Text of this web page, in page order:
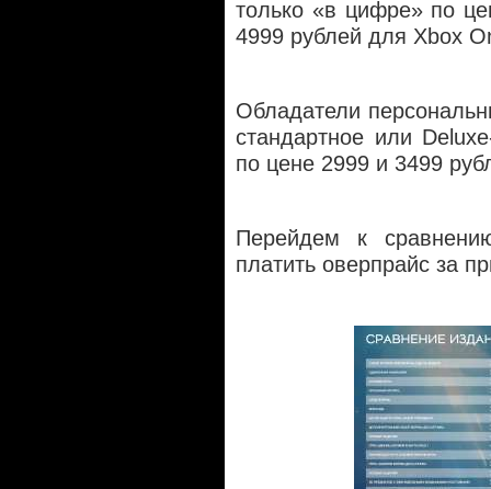
только «в цифре» по
4999 рублей для Xbox
Обладатели
стандартное или
по цене 2999 и 3499
Перейдем к
платить оверпрайс за